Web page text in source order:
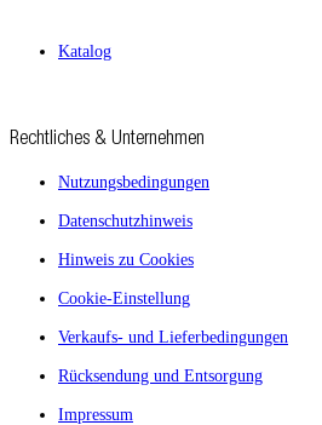
Katalog
Rechtliches & Unternehmen
Nutzungsbedingungen
Datenschutzhinweis
Hinweis zu Cookies
Cookie-Einstellung
Verkaufs- und Lieferbedingungen
Rücksendung und Entsorgung
Impressum